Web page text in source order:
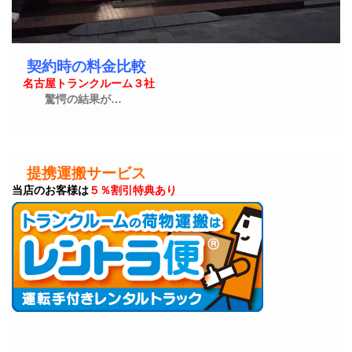
契約時の料金比較
名古屋トランクルーム３社
驚愕の結果が…
提携運搬サービス
当店のお客様は５％割引特典あり